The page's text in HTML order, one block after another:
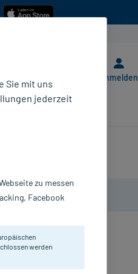
Anmelden
Sie mit uns
jederzeit
zu messen
Facebook
werden